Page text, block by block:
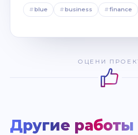
#blue #business #finance
ОЦЕНИ
Другие работы